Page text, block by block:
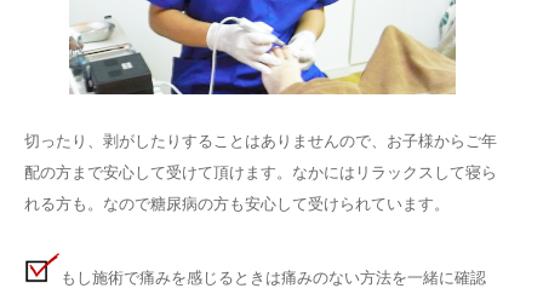
切ったり、剥がしたりすることはありませんので、お子様からご年
配の方まで安心して受けて頂けます。なかにはリラックスして寝ら
れる方も。なので糖尿病の方も安心して受けられています。
もし施術で痛みを感じるときは痛みのない方法を一緒に確認